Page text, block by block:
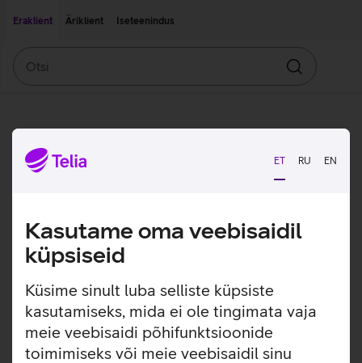
ET RU EN
Kasutame oma veebisaidil
küpsiseid
Küsime sinult luba selliste küpsiste
kasutamiseks, mida ei ole tingimata vaja
meie veebisaidi põhifunktsioonide
toimimiseks või meie veebisaidil sinu
Eraklient
Äriklient Iseteenindus
Otsin